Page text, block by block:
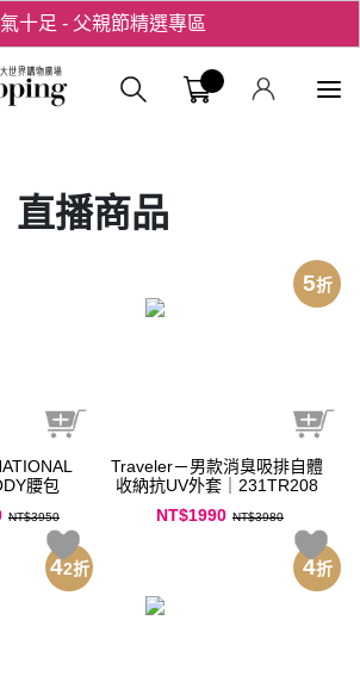
十足 - 父親節精選專區
愛你！七夕星選禮遇！義大購物
直播商品
腰包
NT$3950
Traveler－男款消臭吸排自體
收納抗UV外套｜231TR208
NT$1990 NT$3980
5折
42折 4折